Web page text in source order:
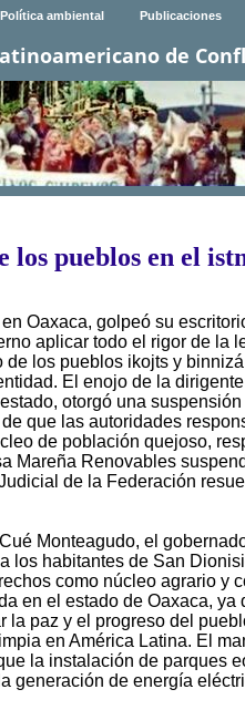
Política ambiental Publicaciones
de
los pueblos en el
Oaxaca, golpeó su
aplicar todo el rigor de la
los pueblos ikojts y
El enojo de la
otorgó una
que las autoridades
de población quejoso,
Mareña Renovables
de la Federación
Monteagudo, el
los habitantes de San
como núcleo agrario y
en el estado de Oaxaca, ya
paz y el progreso del
en América Latina. El
la instalación de parques
generación de energía